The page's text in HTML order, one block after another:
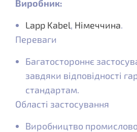
Виробник:
Lapp Kabel, Німеччина.
Переваги
Багатостороннє
завдяки відповідності
стандартам.
Області застосування
Виробництво